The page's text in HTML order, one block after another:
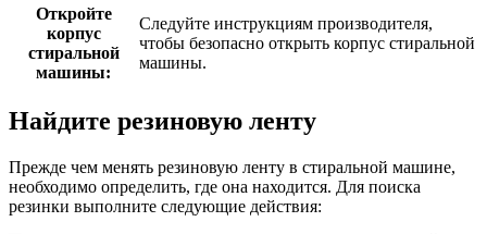
Откройте
корпус
стиральной
машины:
Следуйте инструкциям производителя,
чтобы безопасно открыть корпус стиральной
машины.
Найдите резиновую ленту
Прежде чем менять резиновую ленту в стиральной машине,
необходимо определить, где она находится. Для поиска
резинки выполните следующие действия: